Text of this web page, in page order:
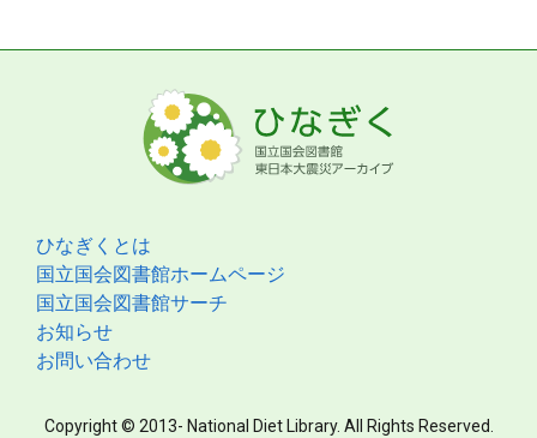
ひなぎくとは
国立国会図書館ホームページ
国立国会図書館サーチ
お知らせ
お問い合わせ
Copyright © 2013- National Diet Library. All Rights Reserved.